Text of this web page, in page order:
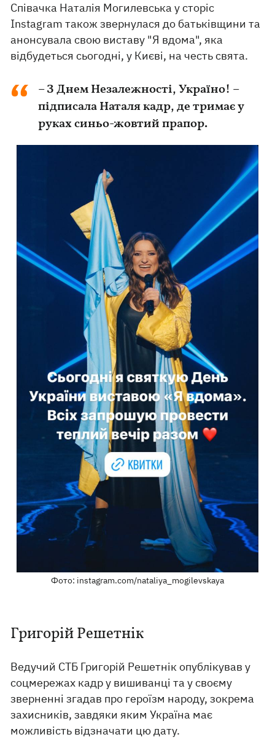
Співачка Наталія Могилевська у сторіс
Instagram також звернулася до батьківщини та
анонсувала свою виставу "Я вдома", яка
відбудеться сьогодні, у Києві, на честь свята.
– З Днем Незалежності, Україно! –
підписала Наталя кадр, де тримає у
руках синьо-жовтий прапор.
Фото: instagram.com/nataliya_mogilevskaya
Григорій Решетнік
Ведучий СТБ Григорій Решетнік опублікував у
соцмережах кадр у вишиванці та у своєму
зверненні згадав про героїзм народу, зокрема
захисників, завдяки яким Україна має
можливість відзначати цю дату.